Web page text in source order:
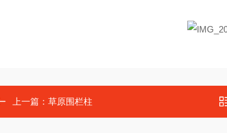
上一篇： 草原围栏柱